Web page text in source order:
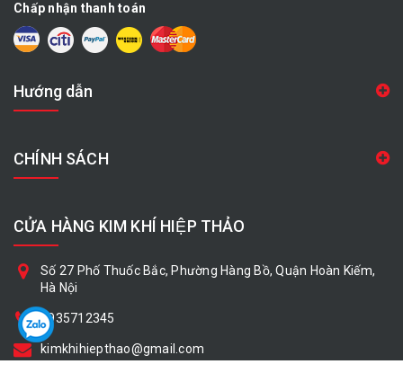
Chấp nhận thanh toán
Hướng dẫn
CHÍNH SÁCH
CỬA HÀNG KIM KHÍ HIỆP THẢO
Số 27 Phố Thuốc Bắc, Phường Hàng Bồ, Quận Hoàn Kiếm,
Hà Nội
0935712345
kimkhihiepthao@gmail.com